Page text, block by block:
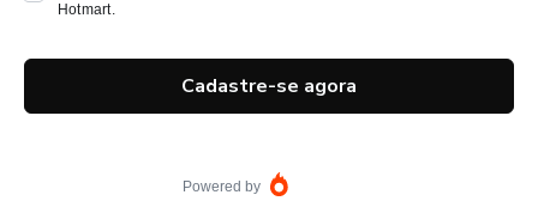
Hotmart.
Cadastre-se agora
Powered by